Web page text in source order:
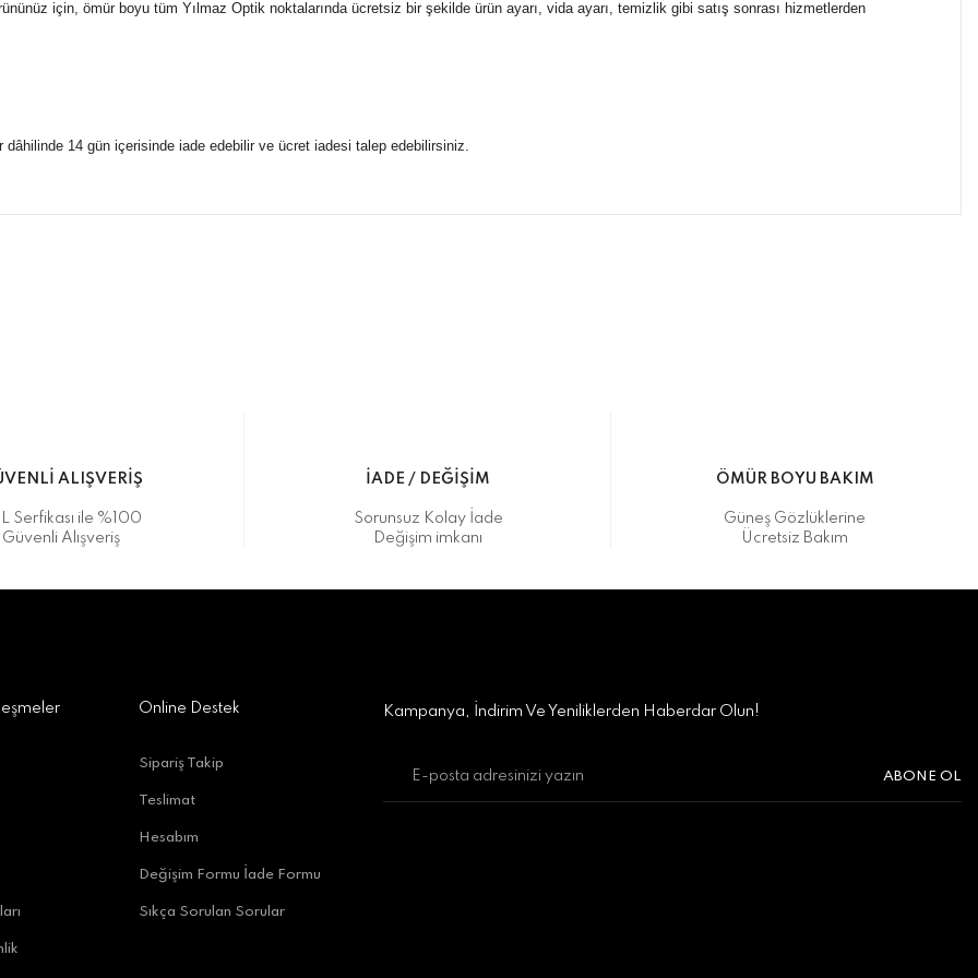
için, ömür boyu tüm Yılmaz Optik noktalarında ücretsiz bir şekilde ürün ayarı, vida ayarı, temizlik gibi satış sonrası hizmetlerden
dâhilinde 14 gün içerisinde iade edebilir ve ücret iadesi talep edebilirsiniz.
Antalya
ALIŞVERİŞ
Serfikası ile %100
Güvenli Alışveriş
İADE / DEĞİŞİM
Sorunsuz Kolay İade
Değişim imkanı
ÖMÜR BOYU BAKIM
Güneş Gözlüklerine
Ücretsiz Bakım
Online Destek
Sipariş Takip
Teslimat
Hesabım
Değişim Formu İade Formu
Sıkça Sorulan Sorular
Kampanya, İndirim Ve Yeniliklerden Haberdar Olun!
ABONE OL